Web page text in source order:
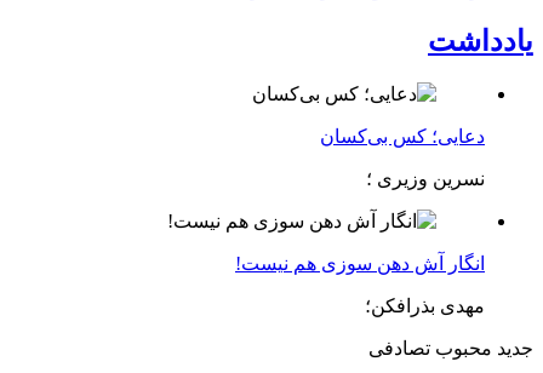
یادداشت
دعایی؛ کس بی‌کسان
نسرین وزیری ؛
انگار آش دهن سوزی هم نیست!
مهدی بذرافکن؛
جدید محبوب تصادفی